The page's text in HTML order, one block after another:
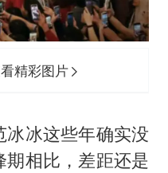
精彩图片
冰冰这些年确实没
期相比，差距还是